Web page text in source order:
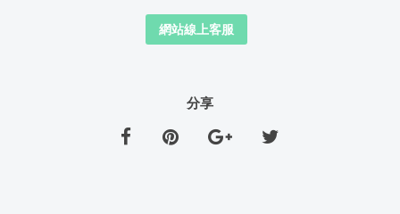
網站線上客服
分享